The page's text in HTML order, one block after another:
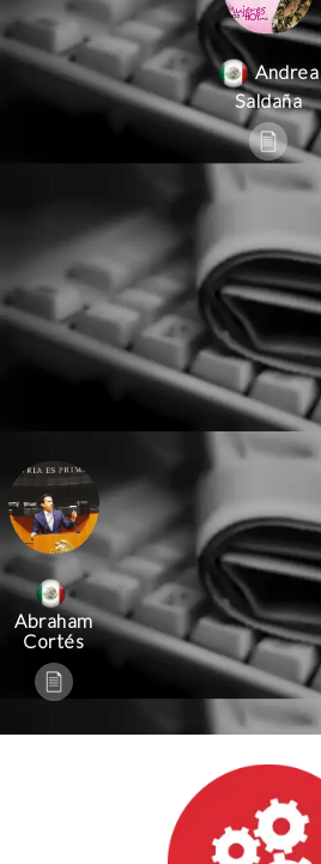
Andrea
Saldaña
Abraham
Cortés